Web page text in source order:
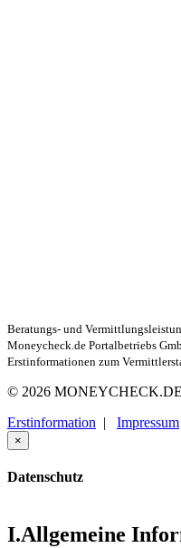
Beratungs- und
Moneycheck.de Portalbetriebs
Erstinformationen zum
© 2026 MONEYCHECK.DE
Erstinformation | Impressum
×
Datenschutz
I.Allgemeine